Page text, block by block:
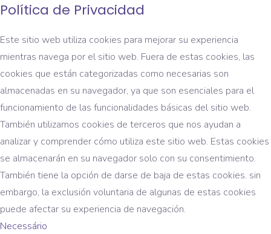
Política de Privacidad
Este sitio web utiliza cookies para mejorar su experiencia
mientras navega por el sitio web. Fuera de estas cookies, las
cookies que están categorizadas como necesarias son
almacenadas en su navegador, ya que son esenciales para el
funcionamiento de las funcionalidades básicas del sitio web.
También utilizamos cookies de terceros que nos ayudan a
analizar y comprender cómo utiliza este sitio web. Estas cookies
se almacenarán en su navegador solo con su consentimiento.
También tiene la opción de darse de baja de estas cookies. sin
embargo, la exclusión voluntaria de algunas de estas cookies
puede afectar su experiencia de navegación.
Necessário